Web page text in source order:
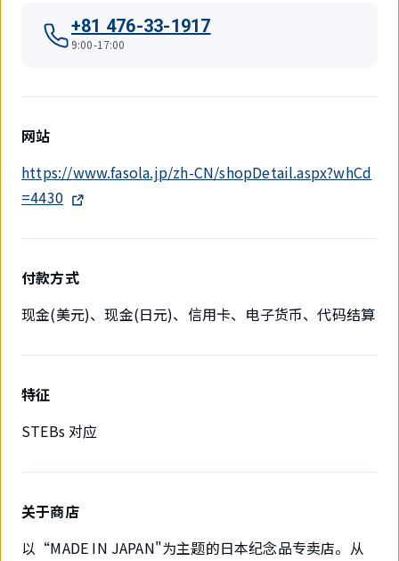
+81 476-33-1917
9:00-17:00
网站
https://www.fasola.jp/zh-CN/shopDetail.aspx?whCd
=4430
付款方式
现金(美元)、现金(日元)、信用卡、电子货币、代码结算
特征
STEBs 对应
关于商店
以“MADE IN JAPAN"为主题的日本纪念品专卖店。从